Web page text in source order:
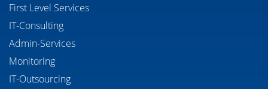
First Level Services
IT-Consulting
Admin-Services
Monitoring
IT-Outsourcing